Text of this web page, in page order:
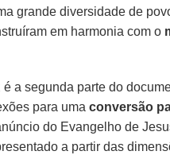
grande diversidade de
em harmonia com o
é a segunda parte do
para umaconversão
do Evangelho de
a partir das